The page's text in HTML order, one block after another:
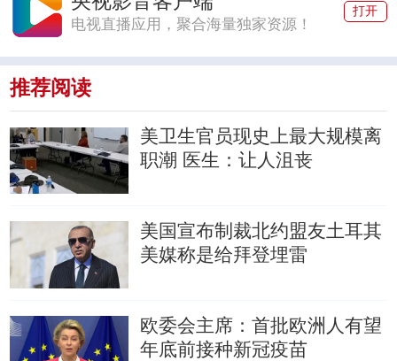
电视直播应用，聚合海量独家资源！
打开
推荐阅读
美卫生官员现史上最大规模离
职潮 医生：让人沮丧
美国宣布制裁北约盟友土耳其
美媒称是给拜登埋雷
欧委会主席：首批欧洲人有望
年底前接种新冠疫苗